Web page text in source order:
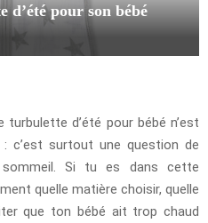
pour son bébé
d’été pour bébé n’est
c’est surtout une question de
Si tu es dans cette
quelle matière choisir, quelle
que ton bébé ait trop chaud